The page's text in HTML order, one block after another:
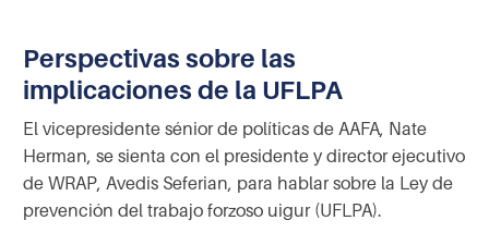
Perspectivas sobre las
implicaciones de la UFLPA
El vicepresidente sénior de políticas de AAFA, Nate
Herman, se sienta con el presidente y director ejecutivo
de WRAP, Avedis Seferian, para hablar sobre la Ley de
prevención del trabajo forzoso uigur (UFLPA).